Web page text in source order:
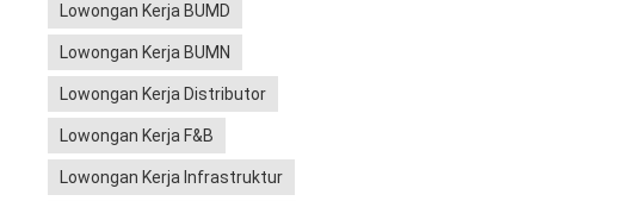
Lowongan Kerja BUMD
Lowongan Kerja BUMN
Lowongan Kerja Distributor
Lowongan Kerja F&B
Lowongan Kerja Infrastruktur